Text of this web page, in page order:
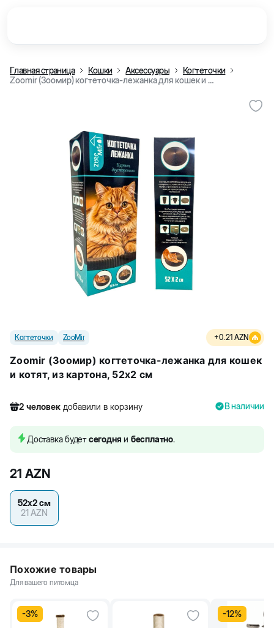
Главная страница Кошки Аксессуары
Когтеточки
Zoomir (Зоомир) когтеточка-лежанка для кошек и котят, из картона, 52x2 см
Когтеточки ZooMir +0.21 AZN
Zoomir (Зоомир) когтеточка-лежанка для кошек
и котят, из картона, 52x2 см
2 человек добавили в корзину
5 человек купили товар
В наличии
Доставка будетсегодня и бесплатно.
21 AZN
52х2 см
21 AZN
Похожие товары
Для вашего питомца
-3% -12%